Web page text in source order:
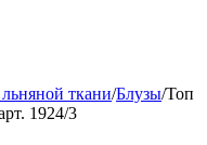
ткани/Блузы/Топ
1924/3